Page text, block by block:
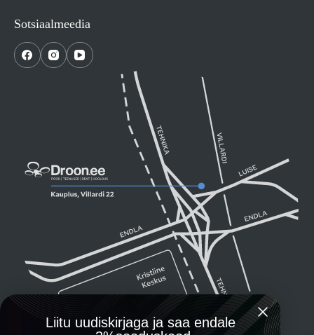
Sotsiaalmeedia
Liitu uudiskirjaga ja saa endale